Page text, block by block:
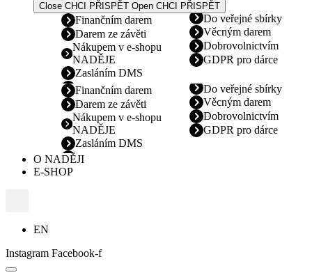
Close CHCI PŘISPĚT Open CHCI PŘISPĚT
Finančním darem
Darem ze závěti
Nákupem v e-shopu
NADĚJE
Zasláním DMS
Do veřejné sbírky
Věcným darem
Dobrovolnictvím
GDPR pro dárce
Finančním darem
Darem ze závěti
Nákupem v e-shopu
NADĚJE
Zasláním DMS
Do veřejné sbírky
Věcným darem
Dobrovolnictvím
GDPR pro dárce
O NADĚJI
E-SHOP
EN
Instagram Facebook-f